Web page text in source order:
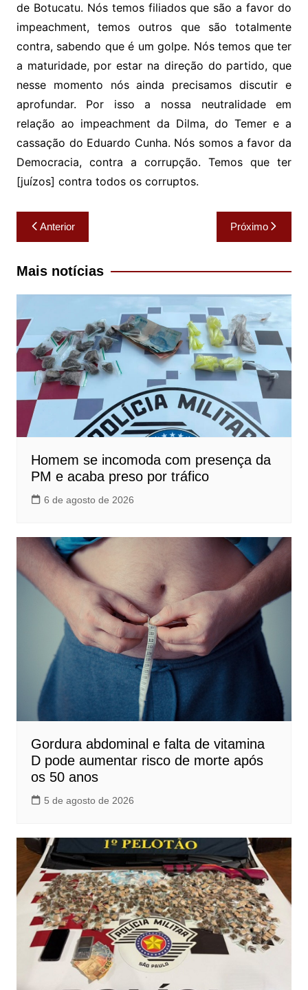
de Botucatu. Nós temos filiados que são a favor do
impeachment, temos outros que são totalmente
contra, sabendo que é um golpe. Nós temos que ter
a maturidade, por estar na direção do partido, que
nesse momento nós ainda precisamos discutir e
aprofundar. Por isso a nossa neutralidade em
relação ao impeachment da Dilma, do Temer e a
cassação do Eduardo Cunha. Nós somos a favor da
Democracia, contra a corrupção. Temos que ter
[juízos] contra todos os corruptos.
Navegação
de
Post
Anterior Próximo
Mais notícias
Homem se incomoda com presença da
PM e acaba preso por tráfico
6 de agosto de 2026
Gordura abdominal e falta de vitamina
D pode aumentar risco de morte após
os 50 anos
5 de agosto de 2026